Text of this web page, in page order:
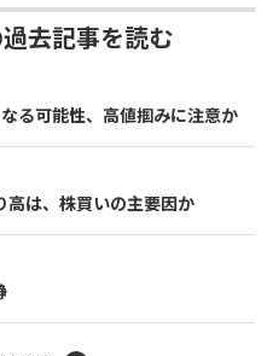
去記事を読む
る可能性、高値掴みに注意か
高は、株買いの主要因か